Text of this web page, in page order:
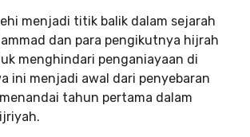
menjadi titik balik dalam sejarah
dan para pengikutnya hijrah
menghindari penganiayaan di
ini menjadi awal dari penyebaran
tahun pertama dalam